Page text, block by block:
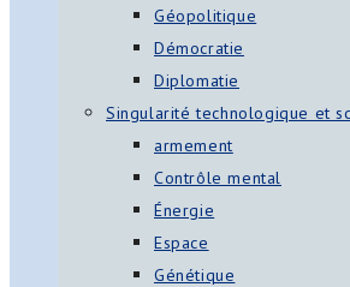
Géopolitique
Démocratie
Diplomatie
Singularité technologique et
armement
Contrôle mental
Énergie
Espace
Génétique